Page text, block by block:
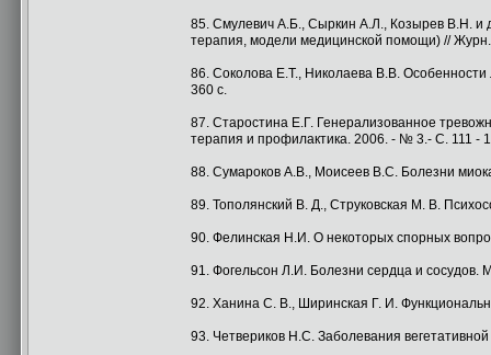
85. Смулевич А.Б., Сыркин А.Л., Козырев В.Н. и
терапия, модели медицинской помощи) //
86. Соколова Е.Т., Николаева В.В. Особенности
360 с.
87. Старостина Е.Г. Генерализованное
терапия и профилактика. 2006. - № 3.- С. 111 -
88. Сумароков А.В., Моисеев B.C. Болезни
89. Тополянский В. Д., Струковская М. В.
90. Фелинская Н.И. О некоторых спорных
91. Фогельсон Л.И. Болезни сердца и сосудов.
92. Ханина С. В., Ширинская Г. И.
93. Четвериков Н.С. Заболевания